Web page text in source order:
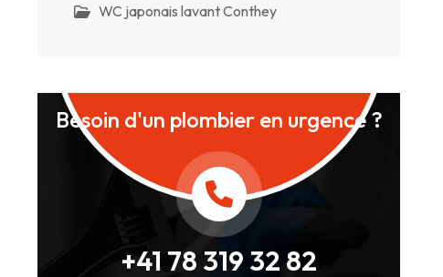
WC japonais lavant Conthey
Besoin d'un plombier en urgence ?
+41 78 319 32 82